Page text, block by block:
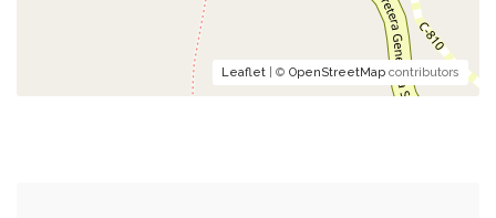
Leaflet | © OpenStreetMap contributors